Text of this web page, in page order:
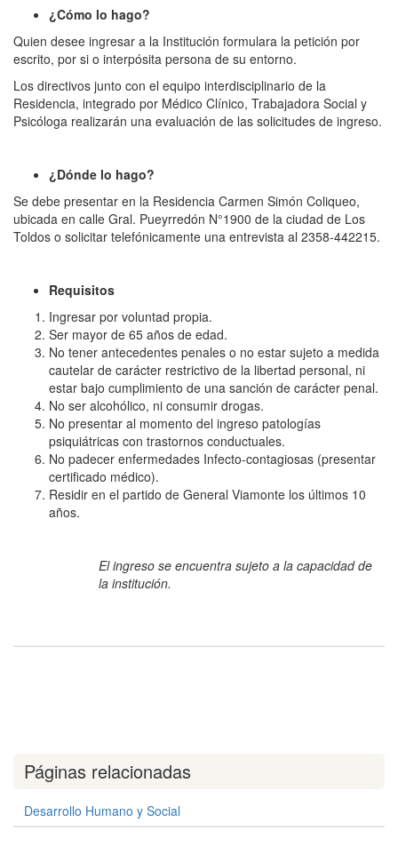
¿Cómo lo hago?
Quien desee ingresar a la Institución formulara la petición por
escrito, por si o interpósita persona de su entorno.
Los directivos junto con el equipo interdisciplinario de la
Residencia, integrado por Médico Clínico, Trabajadora Social y
Psicóloga realizarán una evaluación de las solicitudes de ingreso.
¿Dónde lo hago?
Se debe presentar en la Residencia Carmen Simón Coliqueo,
ubicada en calle Gral. Pueyrredón N°1900 de la ciudad de Los
Toldos o solicitar telefónicamente una entrevista al 2358-442215.
Requisitos
Ingresar por voluntad propia.
Ser mayor de 65 años de edad.
No tener antecedentes penales o no estar sujeto a medida
cautelar de carácter restrictivo de la libertad personal, ni
estar bajo cumplimiento de una sanción de carácter penal.
No ser alcohólico, ni consumir drogas.
No presentar al momento del ingreso patologías
psiquiátricas con trastornos conductuales.
No padecer enfermedades Infecto-contagiosas (presentar
certificado médico).
Residir en el partido de General Viamonte los últimos 10
años.
El ingreso se encuentra sujeto a la capacidad de
la institución.
Páginas relacionadas
Desarrollo Humano y Social